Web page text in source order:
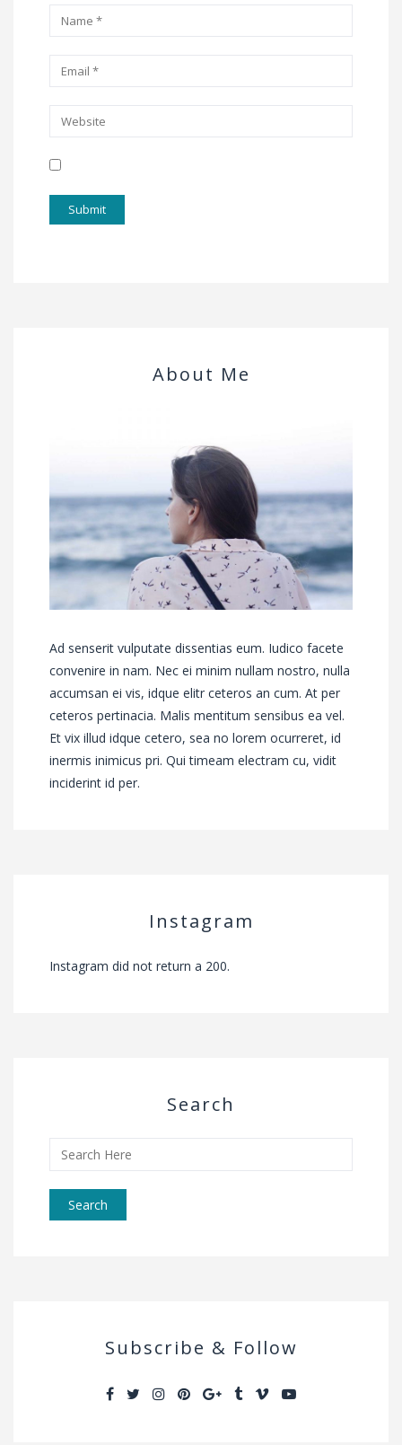
About Me
Ad senserit vulputate dissentias eum. Iudico facete
convenire in nam. Nec ei minim nullam nostro, nulla
accumsan ei vis, idque elitr ceteros an cum. At per
ceteros pertinacia. Malis mentitum sensibus ea vel.
Et vix illud idque cetero, sea no lorem ocurreret, id
inermis inimicus pri. Qui timeam electram cu, vidit
inciderint id per.
Instagram
Instagram did not return a 200.
Search
Search
for:
Subscribe & Follow